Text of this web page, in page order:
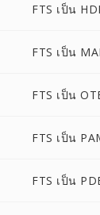
FTS เป็น
FTS เป็น
FTS เป็น
FTS เป็น
FTS เป็น